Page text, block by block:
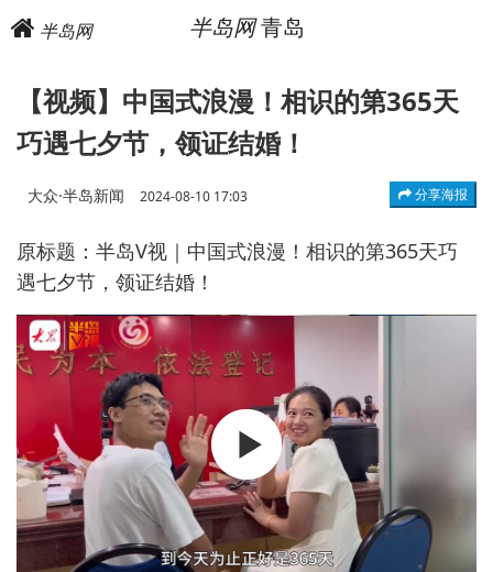
半岛网 半岛网青岛
【视频】中国式浪漫！相识的第365天
巧遇七夕节，领证结婚！
大众·半岛新闻 2024-08-10 17:03 分享海报
原标题：半岛V视｜中国式浪漫！相识的第365天巧
遇七夕节，领证结婚！